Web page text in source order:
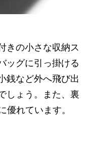
きの小さな収納ス
ッグに引っ掛ける
銭など外へ飛び出
しょう。また、裏
優れています。